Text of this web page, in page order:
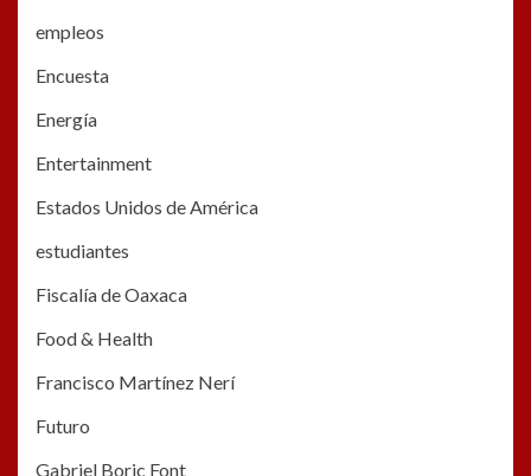
empleos
Encuesta
Energía
Entertainment
Estados Unidos de América
estudiantes
Fiscalía de Oaxaca
Food & Health
Francisco Martínez Nerí
Futuro
Gabriel Boric Font